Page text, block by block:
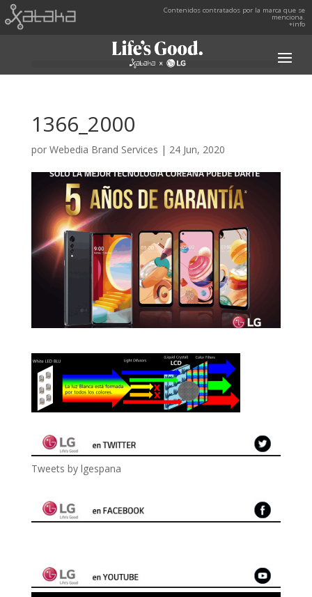
Contenidos contratados por la marca que se
menciona.
+info
1366_2000
por Webedia Brand Services | 24 Jun, 2020
Tweets by lgespana